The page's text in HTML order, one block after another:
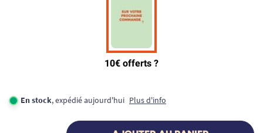
En stock, expédié aujourd'hui Plus d'info